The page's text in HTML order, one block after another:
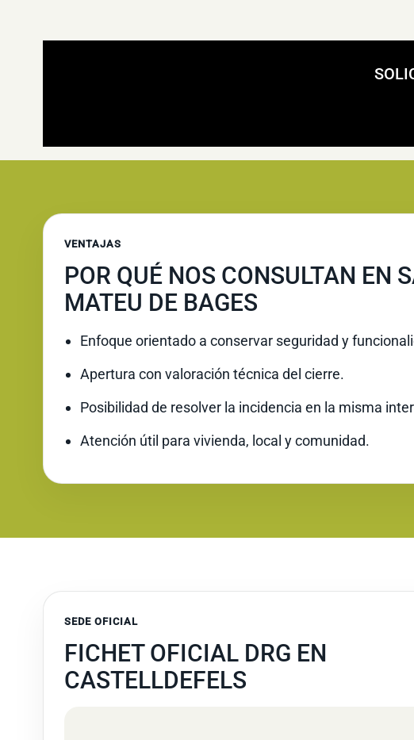
VENTAJAS
POR QUÉ NOS CONSULTAN EN
MATEU DE BAGES
Enfoque orientado a conservar seguridad y
Apertura con valoración técnica del cierre.
Posibilidad de resolver la incidencia en la misma
Atención útil para vivienda, local y comunidad.
SEDE OFICIAL
FICHET OFICIAL DRG EN
CASTELLDEFELS